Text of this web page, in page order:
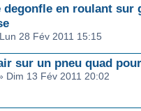
degonfle en roulant sur
28 Fév 2011 15:15
sur un pneu quad
Dim 13 Fév 2011 20:02